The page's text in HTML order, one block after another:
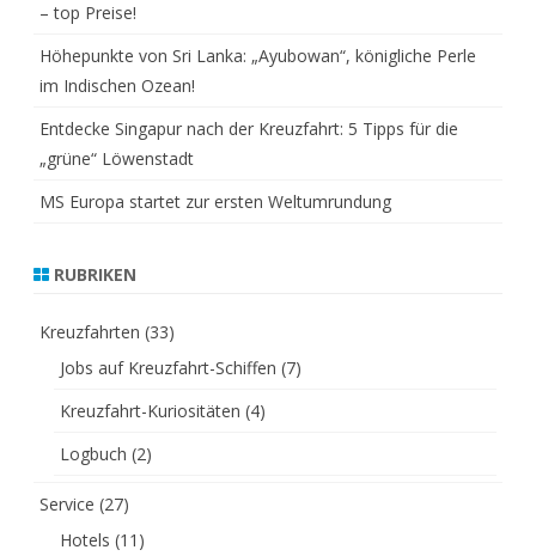
– top Preise!
Höhepunkte von Sri Lanka: „Ayubowan“, königliche Perle
im Indischen Ozean!
Entdecke Singapur nach der Kreuzfahrt: 5 Tipps für die
„grüne“ Löwenstadt
MS Europa startet zur ersten Weltumrundung
RUBRIKEN
Kreuzfahrten (33)
Jobs auf Kreuzfahrt-Schiffen (7)
Kreuzfahrt-Kuriositäten (4)
Logbuch (2)
Service (27)
Hotels (11)